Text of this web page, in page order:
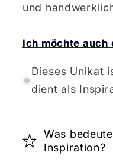
und
Ich möchte auch
Dieses Unikat
dient als
Was
Inspiration?